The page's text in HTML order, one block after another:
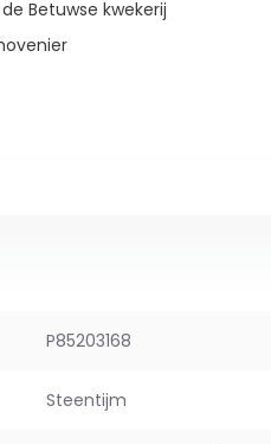
Betuwse kwekerij
P85203168
Steentijm